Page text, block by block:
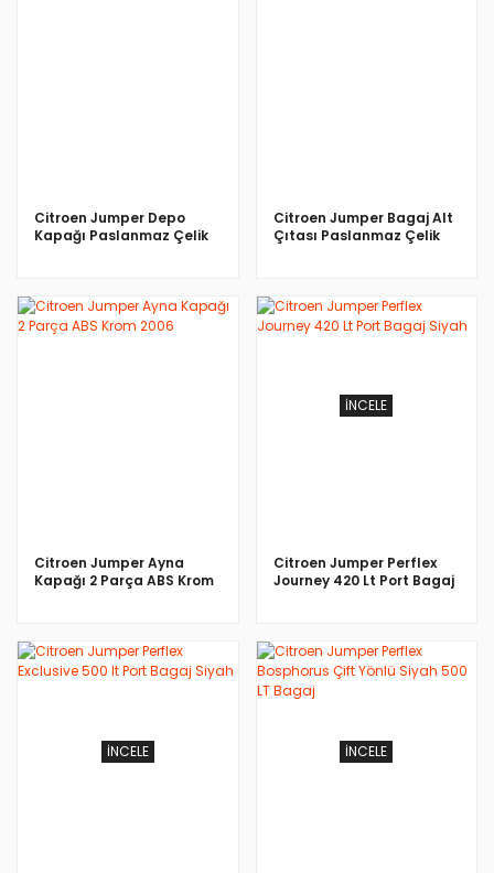
Citroen Jumper Depo
Kapağı Paslanmaz Çelik
Citroen Jumper Bagaj Alt
Çıtası Paslanmaz Çelik
Citroen Jumper Ayna
Kapağı 2 Parça ABS Krom
İNCELE
Citroen Jumper Perflex
Journey 420 Lt Port Bagaj
İNCELE İNCELE